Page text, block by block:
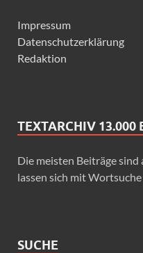
Impressum
Datenschutzerklärung
Redaktion
TEXTARCHIV 13.000
Die meisten Beiträge
lassen sich mit
SUCHE